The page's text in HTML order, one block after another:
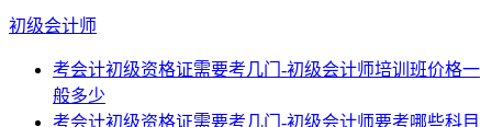
初级会计师
考会计初级资格证需要考几门-初级会计师培训班价格一
般多少
考会计初级资格证需要考几门-初级会计师要考哪些科目